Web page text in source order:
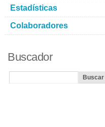
Estadísticas
Colaboradores
Buscador